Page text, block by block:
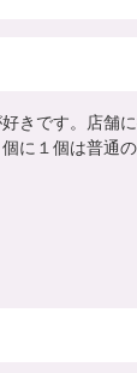
きです。店舗
に１個は普通